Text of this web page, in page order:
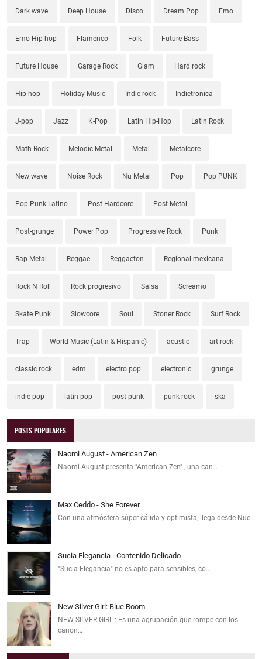
Dark wave Deep House Disco Dream Pop Emo
Emo Hip-hop Flamenco Folk Future Bass
Future House Garage Rock Glam Hard rock
Hip-hop Holiday Music Indie rock Indietronica
J-pop Jazz K-Pop Latin Hip-Hop Latin Rock
Math Rock Melodic Metal Metal Metalcore
New wave Noise Rock Nu Metal Pop Pop PUNK
Pop Punk Latino Post-Hardcore Post-Metal
Post-grunge Power Pop Progressive Rock Punk
Rap Metal Reggae Reggaeton Regional mexicana
Rock N Roll Rock progresivo Salsa Screamo
Skate Punk Slowcore Soul Stoner Rock Surf Rock
Trap World Music (Latin & Hispanic) acustic art rock
classic rock edm electro pop electronic grunge
indie pop latin pop post-punk punk rock ska
POSTS POPULARES
Naomi August - American Zen
Naomi August presenta "American Zen" , una can…
Max Ceddo - She Forever
Con una atmósfera súper cálida y optimista, llega desde Nue…
Sucia Elegancia - Contenido Delicado
"Sucia Elegancia" no es apto para sensibles, co…
New Silver Girl: Blue Room
NEW SILVER GIRL : Es una agrupación que rompe con los
canon…